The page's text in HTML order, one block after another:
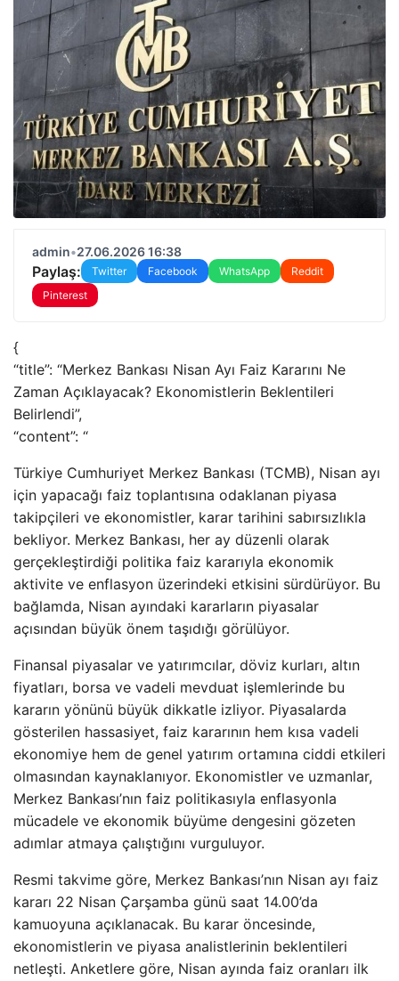
admin•27.06.2026 16:38
Paylaş: Twitter Facebook WhatsApp
Reddit
Pinterest
{
“title”: “Merkez Bankası Nisan Ayı Faiz Kararını Ne
Zaman Açıklayacak? Ekonomistlerin Beklentileri
Belirlendi”,
“content”: “
Türkiye Cumhuriyet Merkez Bankası (TCMB), Nisan ayı
için yapacağı faiz toplantısına odaklanan piyasa
takipçileri ve ekonomistler, karar tarihini sabırsızlıkla
bekliyor. Merkez Bankası, her ay düzenli olarak
gerçekleştirdiği politika faiz kararıyla ekonomik
aktivite ve enflasyon üzerindeki etkisini sürdürüyor. Bu
bağlamda, Nisan ayındaki kararların piyasalar
açısından büyük önem taşıdığı görülüyor.
Finansal piyasalar ve yatırımcılar, döviz kurları, altın
fiyatları, borsa ve vadeli mevduat işlemlerinde bu
kararın yönünü büyük dikkatle izliyor. Piyasalarda
gösterilen hassasiyet, faiz kararının hem kısa vadeli
ekonomiye hem de genel yatırım ortamına ciddi etkileri
olmasından kaynaklanıyor. Ekonomistler ve uzmanlar,
Merkez Bankası’nın faiz politikasıyla enflasyonla
mücadele ve ekonomik büyüme dengesini gözeten
adımlar atmaya çalıştığını vurguluyor.
Resmi takvime göre, Merkez Bankası’nın Nisan ayı faiz
kararı 22 Nisan Çarşamba günü saat 14.00’da
kamuoyuna açıklanacak. Bu karar öncesinde,
ekonomistlerin ve piyasa analistlerinin beklentileri
netleşti. Anketlere göre, Nisan ayında faiz oranları ilk